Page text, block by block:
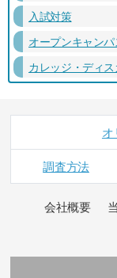
入試対策
オープンキャン
カレッジ・ディ
調査方法
会社概要